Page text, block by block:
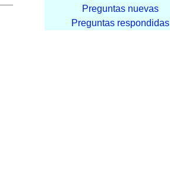
Preguntas nuevas
Preguntas respondidas